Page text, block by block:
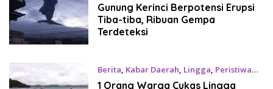
Gunung Kerinci Berpotensi Erupsi
Tiba-tiba, Ribuan Gempa
Terdeteksi
Berita, Kabar Daerah, Lingga, Peristiwa
Desember 20, 2024
1 Orang Warga Cukas Lingga